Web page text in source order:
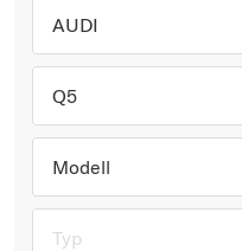
Typ wählen
AUDI
Q5
Modell
Typ